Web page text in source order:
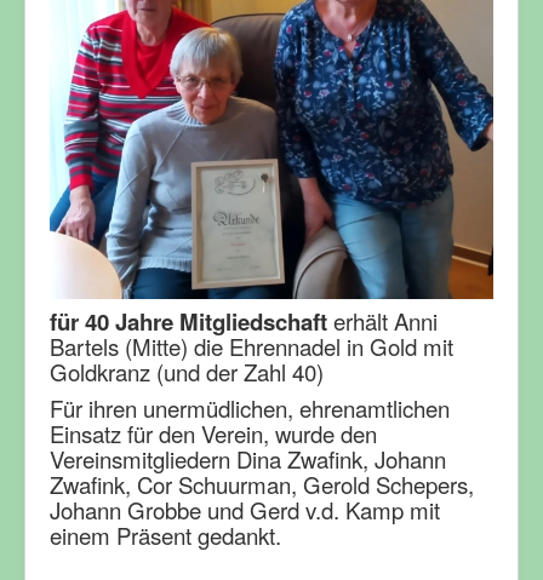
für 40 Jahre Mitgliedschafterhält Anni
Bartels (Mitte) die Ehrennadel in Gold mit
Goldkranz (und der Zahl 40)
Für ihren unermüdlichen, ehrenamtlichen
Einsatz für den Verein, wurde den
Vereinsmitgliedern Dina Zwafink, Johann
Zwafink, Cor Schuurman, Gerold Schepers,
Johann Grobbe und Gerd v.d. Kamp mit
einem Präsent gedankt.